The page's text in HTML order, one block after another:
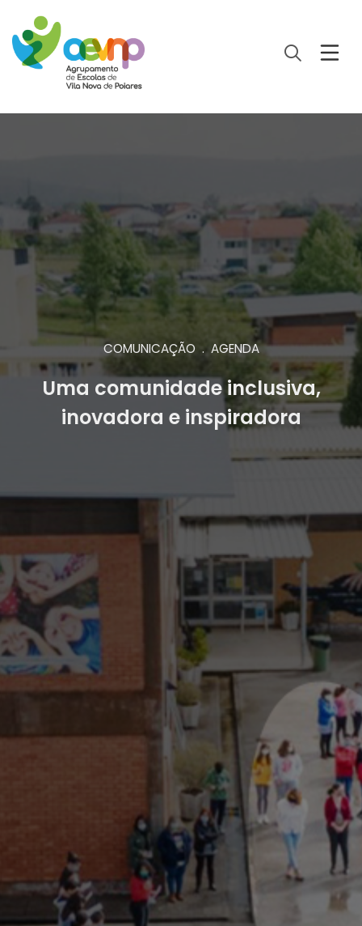
COMUNICAÇÃO . AGENDA
Uma comunidade inclusiva,
inovadora e inspiradora